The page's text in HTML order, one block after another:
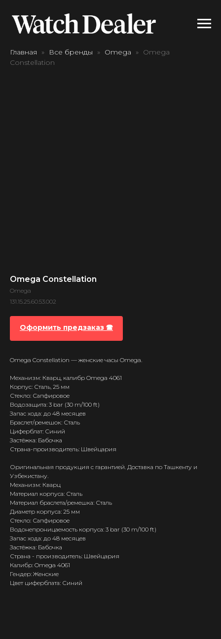
Главная Все бренды Omega
Omega
Constellation
Omega Constellation
Omega
131.15.25.60.53.002
Оформить предзаказ 🕿
Omega Constellation — женские часы Omega.
Механизм: Кварц, калибр Omega 4061
Корпус: Сталь, 25 мм
Стекло: Сапфировое
Водозащита: 3 bar (30 m/100 ft)
Запас хода: до 48 месяцев
Браслет/ремешок: Сталь
Циферблат: Синий
Застёжка: Бабочка
Страна-производитель: Швейцария
Оригинальная продукция с гарантией. Доставка по Ташкенту и
Узбекистану.
Механизм: Кварц
Материал корпуса: Сталь
Материал браслета/ремешка: Сталь
Диаметр корпуса: 25 мм
Стекло: Сапфировое
Водонепроницаемость корпуса: 3 bar (30 m/100 ft)
Запас хода: до 48 месяцев
Застёжка: Бабочка
Страна - производитель: Швейцария
Калибр: Omega 4061
Гендер: Женские
Цвет циферблата: Синий